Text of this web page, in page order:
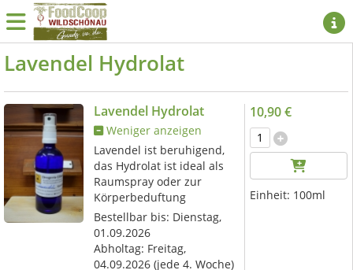
Lavendel Hydrolat
Lavendel Hydrolat
Weniger anzeigen
Lavendel ist beruhigend,
das Hydrolat ist ideal als
Raumspray oder zur
Körperbeduftung
Bestellbar bis: Dienstag,
01.09.2026
Abholtag: Freitag,
04.09.2026(jede 4. Woche)
10,90 €
Einheit: 100ml